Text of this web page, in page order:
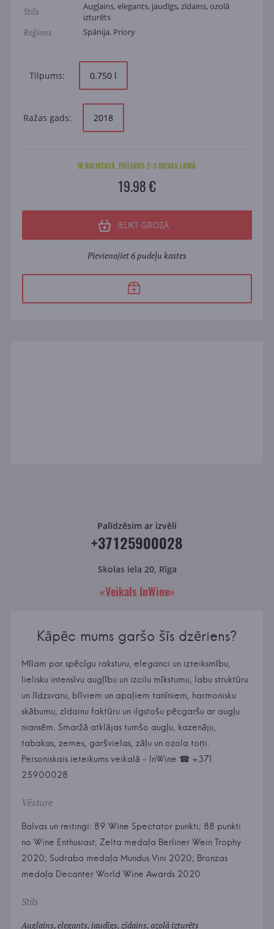
Stils
Augļains, elegants, jaudīgs, zīdains, ozolā
izturēts
Reģions Spānija, Priory
Tilpums: 0.750 l
Ražas gads: 2018
IR NOLIKTAVĀ. PIEEJAMS 2-3 DIENAS LAIKĀ
19.98 €
IELIKT GROZĀ
Pievienojiet 6 pudeļu kastes
Palīdzēsim ar izvēli
+37125900028
Skolas iela 20, Rīga
«Veikals InWine»
Kāpēc mums garšo šīs dzēriens?
Mīlam par spēcīgu raksturu, eleganci un izteiksmību,
lielisku intensīvu augļību un izcilu mīkstumu, labu struktūru
un līdzsvaru, blīviem un apaļiem tanīniem, harmonisku
skābumu, zīdainu faktūru un ilgstošu pēcgaršu ar augļu
niansēm. Smaržā atklājas tumšo augļu, kazenāju,
tabakas, zemes, garšvielas, zāļu un ozola toņi.
Personiskais ieteikums veikalā - InWine ☎ +371
25900028
Vēsture
Balvas un reitingi: 89 Wine Spectator punkti; 88 punkti
no Wine Enthusiast; Zelta medaļa Berliner Wein Trophy
2020; Sudraba medaļa Mundus Vini 2020; Bronzas
medaļa Decanter World Wine Awards 2020.
Stils
Augļains, elegants, jaudīgs, zīdains, ozolā izturēts